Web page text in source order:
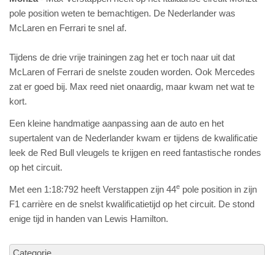
pole position weten te bemachtigen. De Nederlander was
McLaren en Ferrari te snel af.
Tijdens de drie vrije trainingen zag het er toch naar uit dat
McLaren of Ferrari de snelste zouden worden. Ook Mercedes
zat er goed bij. Max reed niet onaardig, maar kwam net wat te
kort.
Een kleine handmatige aanpassing aan de auto en het
supertalent van de Nederlander kwam er tijdens de kwalificatie
leek de Red Bull vleugels te krijgen en reed fantastische rondes
op het circuit.
Met een 1:18:792 heeft Verstappen zijn 44e pole position in zijn
F1 carrière en de snelst kwalificatietijd op het circuit. De stond
enige tijd in handen van Lewis Hamilton.
Categorie